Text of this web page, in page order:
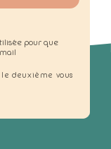
pour que
deuxième vous